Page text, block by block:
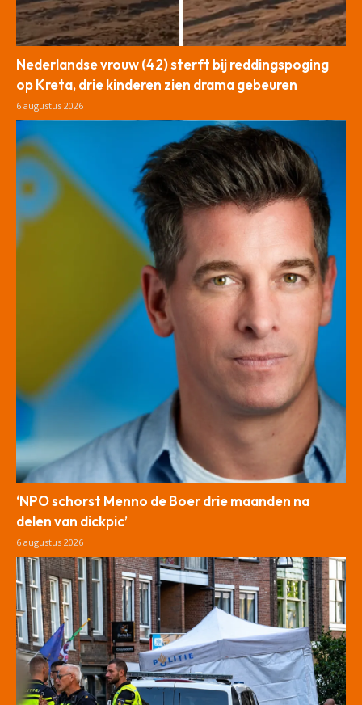
Nederlandse vrouw (42) sterft bij reddingspoging
op Kreta, drie kinderen zien drama gebeuren
6 augustus 2026
‘NPO schorst Menno de Boer drie maanden na
delen van dickpic’
6 augustus 2026